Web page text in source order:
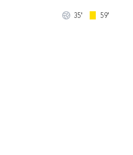
35' 59'